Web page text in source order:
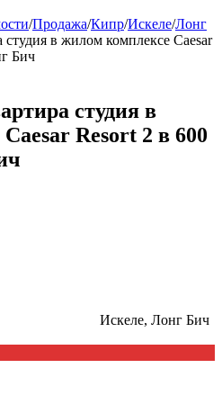
/Продажа/Кипр/Искеле/Лонг
в жилом комплексе Caesar
Бич
студия в
Resort 2 в 600
Искеле, Лонг Бич